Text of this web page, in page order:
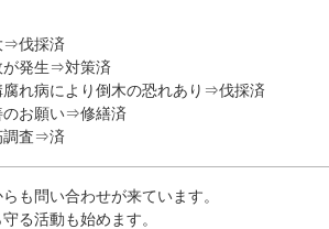
⇒伐採済
が発生⇒対策済
れ病により倒木の恐れあり⇒伐採済
のお願い⇒修繕済
調査⇒済
も問い合わせが来ています。
る活動も始めます。